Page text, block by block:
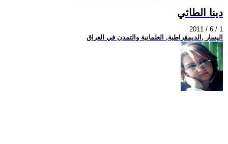
دينا الطائي
2011 / 6 / 1
اليسار ,الديمقراطية, العلمانية والتمدن في العراق